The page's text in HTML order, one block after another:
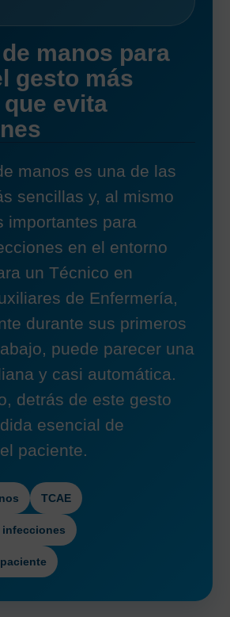
manos para
gesto más
evita
manos es una de las
sencillas y, al mismo
importantes para
en el entorno
un Técnico en
de Enfermería,
durante sus primeros
puede parecer una
y casi automática.
detrás de este gesto
esencial de
paciente.
TCAE
infecciones